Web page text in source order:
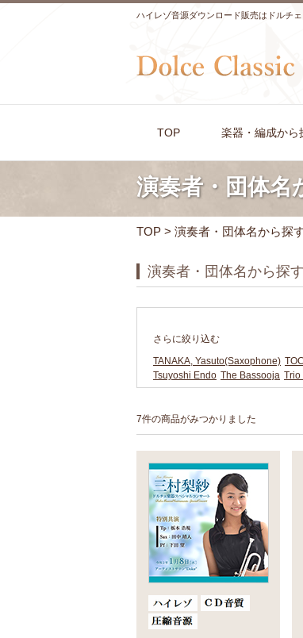
ハイレゾ音源ダウンロード販売はドルチ
TOP 楽器・編成から
演奏者・団体名
TOP > 演奏者・団体名から探
演奏者・団体名から探
さらに絞り込む
TANAKA, Yasuto(Saxophone)
Tsuyoshi Endo The Bassooja Trio
7件の商品がみつかりました